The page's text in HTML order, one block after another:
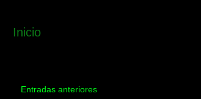
Inicio
Entradas anteriores